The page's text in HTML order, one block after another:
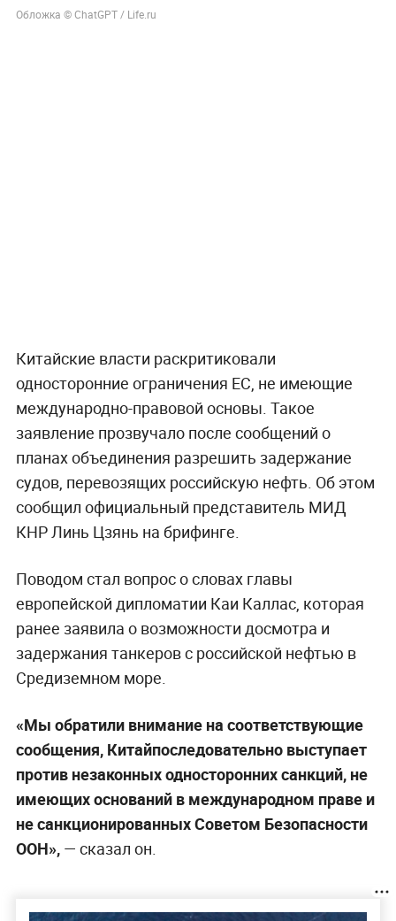
Обложка © ChatGPT / Life.ru
Китайские власти раскритиковали
односторонние ограничения ЕС, не имеющие
международно-правовой основы. Такое
заявление прозвучало после сообщений о
планах объединения разрешить задержание
судов, перевозящих российскую нефть. Об этом
сообщил официальный представитель МИД
КНР Линь Цзянь на брифинге.
Поводом стал вопрос о словах главы
европейской дипломатии Каи Каллас, которая
ранее заявила о возможности досмотра и
задержания танкеров с российской нефтью в
Средиземном море.
«Мы обратили внимание на соответствующие
сообщения, Китайпоследовательно выступает
против незаконных односторонних санкций, не
имеющих оснований в международном праве и
не санкционированных Советом Безопасности
ООН», — сказал он.